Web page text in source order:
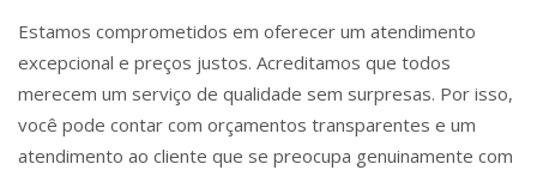
Estamos comprometidos em oferecer um atendimento
excepcional e preços justos. Acreditamos que todos
merecem um serviço de qualidade sem surpresas. Por isso,
você pode contar com orçamentos transparentes e um
atendimento ao cliente que se preocupa genuinamente com